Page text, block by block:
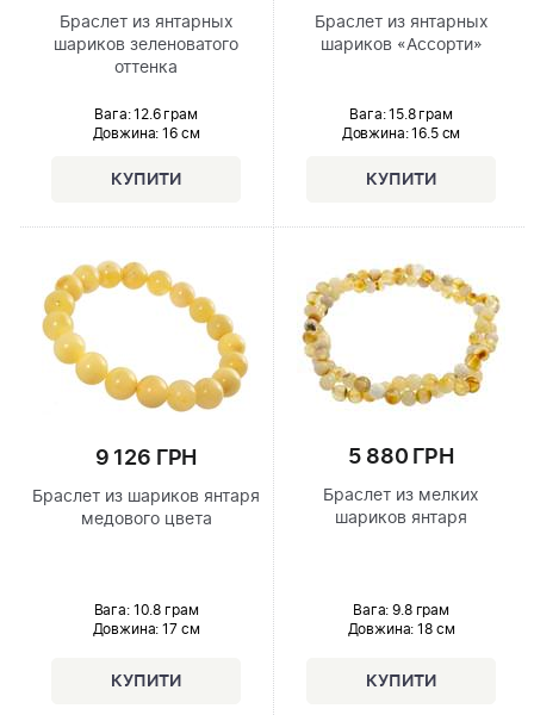
Браслет из янтарных
шариков зеленоватого
оттенка
Вага: 12.6 грам
Довжина: 16 см
Браслет из янтарных
шариков «Ассорти»
Вага: 15.8 грам
Довжина:16.5 см
9 126 ГРН
Браслет из шариков янтаря
медового цвета
Вага: 10.8 грам
Довжина: 17 см
5 880 ГРН
Браслет из мелких
шариков янтаря
Вага: 9.8 грам
Довжина: 18 см